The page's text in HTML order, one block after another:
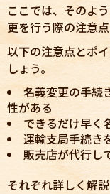
ここでは、そのよ
更を行う際の注意
以下の注意点とポ
しょう。
名義変更の手続
性がある
できるだけ早く
運輸支局手続き
販売店が代行し
それぞれ詳しく解説